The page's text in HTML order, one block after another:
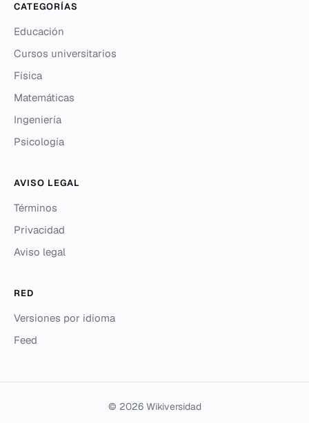
CATEGORÍAS
Educación
Cursos universitarios
Física
Matemáticas
Ingeniería
Psicología
AVISO LEGAL
Términos
Privacidad
Aviso legal
RED
Versiones por idioma
Feed
© 2026 Wikiversidad